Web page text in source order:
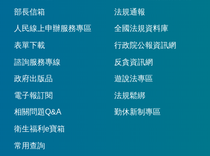
部長信箱
人民線上申辦服務專區
表單下載
諮詢服務專線
政府出版品
電子報訂閱
相關問題Q&A
衛生福利e寶箱
常用查詢
法規通報
全國法規資料庫
行政院公報資訊網
反貪資訊網
遊說法專區
法規鬆綁
勤休新制專區